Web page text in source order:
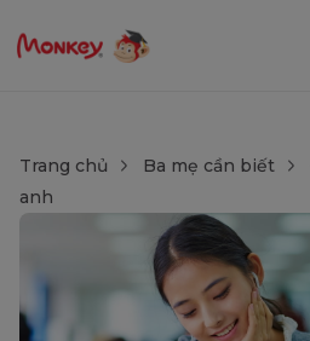
Trang chủ Ba mẹ cần biết
anh